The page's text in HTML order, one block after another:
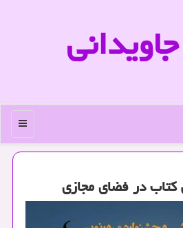
جاویدانی
منو
كتاب در فضای مجازی